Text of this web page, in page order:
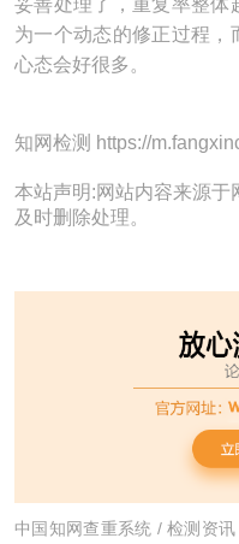
妥善处理了，重复率整体
为一个动态的修正过程，
心态会好很多。
知网检测 https://
本站声明:网站内容来源于
及时删除处理。
中国知网查重系统 /检测资讯